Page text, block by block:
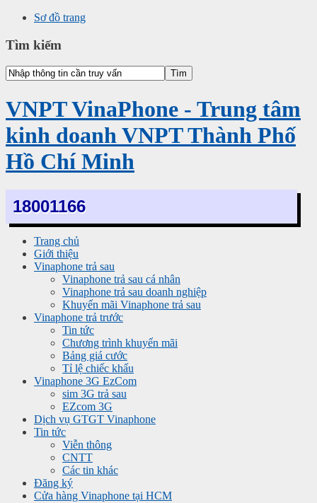
Sơ đồ trang
Tìm kiếm
VNPT VinaPhone - Trung tâm
kinh doanh VNPT Thành Phố
Hồ Chí Minh
18001166
Trang chủ
Giới thiệu
Vinaphone trả sau
Vinaphone trả sau cá nhân
Vinaphone trả sau doanh nghiệp
Khuyến mãi Vinaphone trả sau
Vinaphone trả trước
Tin tức
Chương trình khuyến mãi
Bảng giá cước
Tỉ lệ chiếc khấu
Vinaphone 3G EzCom
sim 3G trả sau
EZcom 3G
Dịch vụ GTGT Vinaphone
Tin tức
Viễn thông
CNTT
Các tin khác
Đăng ký
Cửa hàng Vinaphone tại HCM